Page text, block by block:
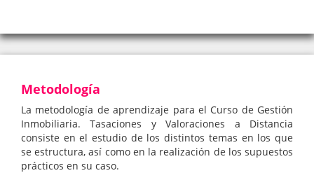
Metodología
La metodología de aprendizaje para el Curso de Gestión
Inmobiliaria. Tasaciones y Valoraciones a Distancia
consiste en el estudio de los distintos temas en los que
se estructura, así como en la realización de los supuestos
prácticos en su caso.